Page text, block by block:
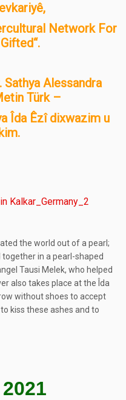
Network For
Alessandra
Türk –
Îda Êzî dixwazim u
the world out of a pearl;
in a pearl-shaped
Tausi Melek, who helped
also takes place at the Îda
without shoes to accept
kiss these ashes and to